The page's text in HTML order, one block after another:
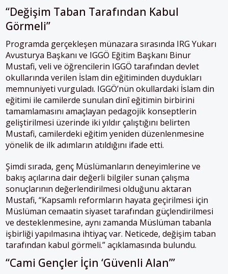
“Değişim Taban Tarafından Kabul
Görmeli”
Programda gerçekleşen münazara sırasında IRG Yukarı
Avusturya Başkanı ve IGGÖ Eğitim Başkanı Binur
Mustafi, veli ve öğrencilerin IGGÖ tarafından devlet
okullarında verilen İslam din eğitiminden duydukları
memnuniyeti vurguladı. IGGÖ’nün okullardaki İslam din
eğitimi ile camilerde sunulan dinî eğitimin birbirini
tamamlamasını amaçlayan pedagojik konseptlerin
geliştirilmesi üzerinde iki yıldır çalıştığını belirten
Mustafi, camilerdeki eğitim yeniden düzenlenmesine
yönelik de ilk adımların atıldığını ifade etti.
Şimdi sırada, genç Müslümanların deneyimlerine ve
bakış açılarına dair değerli bilgiler sunan çalışma
sonuçlarının değerlendirilmesi olduğunu aktaran
Mustafi, “Kapsamlı reformların hayata geçirilmesi için
Müslüman cemaatin siyaset tarafından güçlendirilmesi
ve desteklenmesine, aynı zamanda Müslüman tabanla
işbirliği yapılmasına ihtiyaç var. Neticede, değişim taban
tarafından kabul görmeli.” açıklamasında bulundu.
“Cami Gençler İçin ‘Güvenli Alan’”